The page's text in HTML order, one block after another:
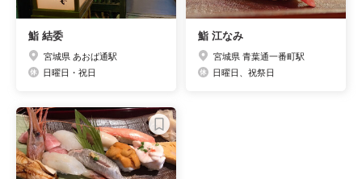
鮨 結委
宮城県 あおば通駅
日曜日・祝日
鮨 江なみ
宮城県 青葉通一番町駅
日曜日、祝祭日